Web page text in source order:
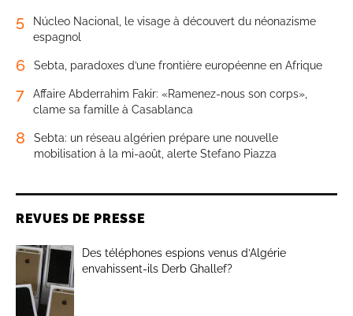
5
Núcleo Nacional, le visage à découvert du néonazisme
espagnol
6 Sebta, paradoxes d’une frontière européenne en Afrique
7
Affaire Abderrahim Fakir: «Ramenez-nous son corps»,
clame sa famille à Casablanca
8
Sebta: un réseau algérien prépare une nouvelle
mobilisation à la mi-août, alerte Stefano Piazza
REVUES DE PRESSE
Des téléphones espions venus d’Algérie
envahissent-ils Derb Ghallef?